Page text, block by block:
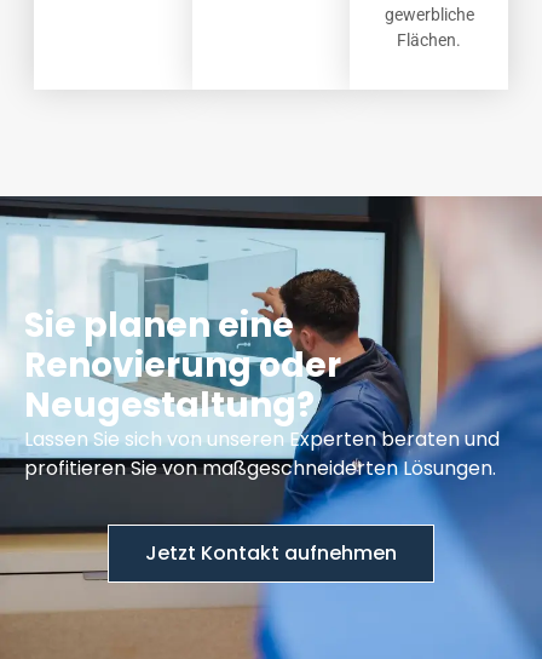
gewerbliche
Flächen.
Sie planen eine
Renovierung oder
Neugestaltung?
Lassen Sie sich von unseren Experten beraten und
profitieren Sie von maßgeschneiderten Lösungen.
Jetzt Kontakt aufnehmen